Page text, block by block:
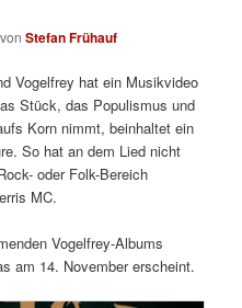
vonStefan Frühauf
Vogelfrey hat ein Musikvideo
Stück, das Populismus und
Korn nimmt, beinhaltet ein
So hat an dem Lied nicht
oder Folk-Bereich
MC.
Vogelfrey-Albums
am 14. November erscheint.